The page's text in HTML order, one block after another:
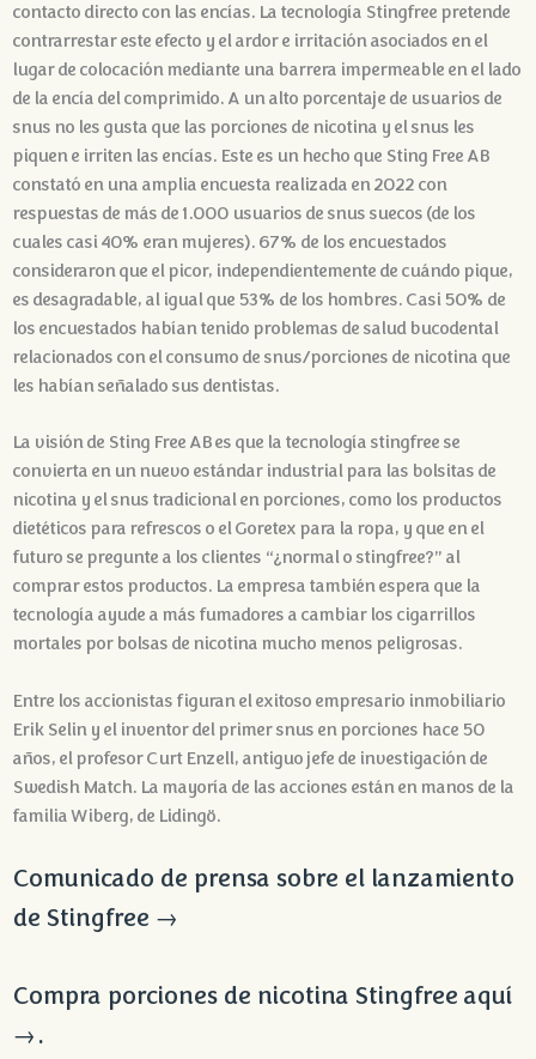
contacto directo con las encías. La tecnología Stingfree pretende
contrarrestar este efecto y el ardor e irritación asociados en el
lugar de colocación mediante una barrera impermeable en el lado
de la encía del comprimido. A un alto porcentaje de usuarios de
snus no les gusta que las porciones de nicotina y el snus les
piquen e irriten las encías. Este es un hecho que Sting Free AB
constató en una amplia encuesta realizada en 2022 con
respuestas de más de 1.000 usuarios de snus suecos (de los
cuales casi 40% eran mujeres). 67% de los encuestados
consideraron que el picor, independientemente de cuándo pique,
es desagradable, al igual que 53% de los hombres. Casi 50% de
los encuestados habían tenido problemas de salud bucodental
relacionados con el consumo de snus/porciones de nicotina que
les habían señalado sus dentistas.
La visión de Sting Free AB es que la tecnología stingfree se
convierta en un nuevo estándar industrial para las bolsitas de
nicotina y el snus tradicional en porciones, como los productos
dietéticos para refrescos o el Goretex para la ropa, y que en el
futuro se pregunte a los clientes “¿normal o stingfree?” al
comprar estos productos. La empresa también espera que la
tecnología ayude a más fumadores a cambiar los cigarrillos
mortales por bolsas de nicotina mucho menos peligrosas.
Entre los accionistas figuran el exitoso empresario inmobiliario
Erik Selin y el inventor del primer snus en porciones hace 50
años, el profesor Curt Enzell, antiguo jefe de investigación de
Swedish Match. La mayoría de las acciones están en manos de la
familia Wiberg, de Lidingö.
Comunicado de prensa sobre el lanzamiento
de Stingfree →
Compra porciones de nicotina Stingfree aquí
→.